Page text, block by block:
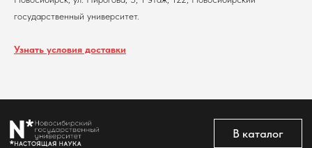
государственный университет.
Узнать условия доставки